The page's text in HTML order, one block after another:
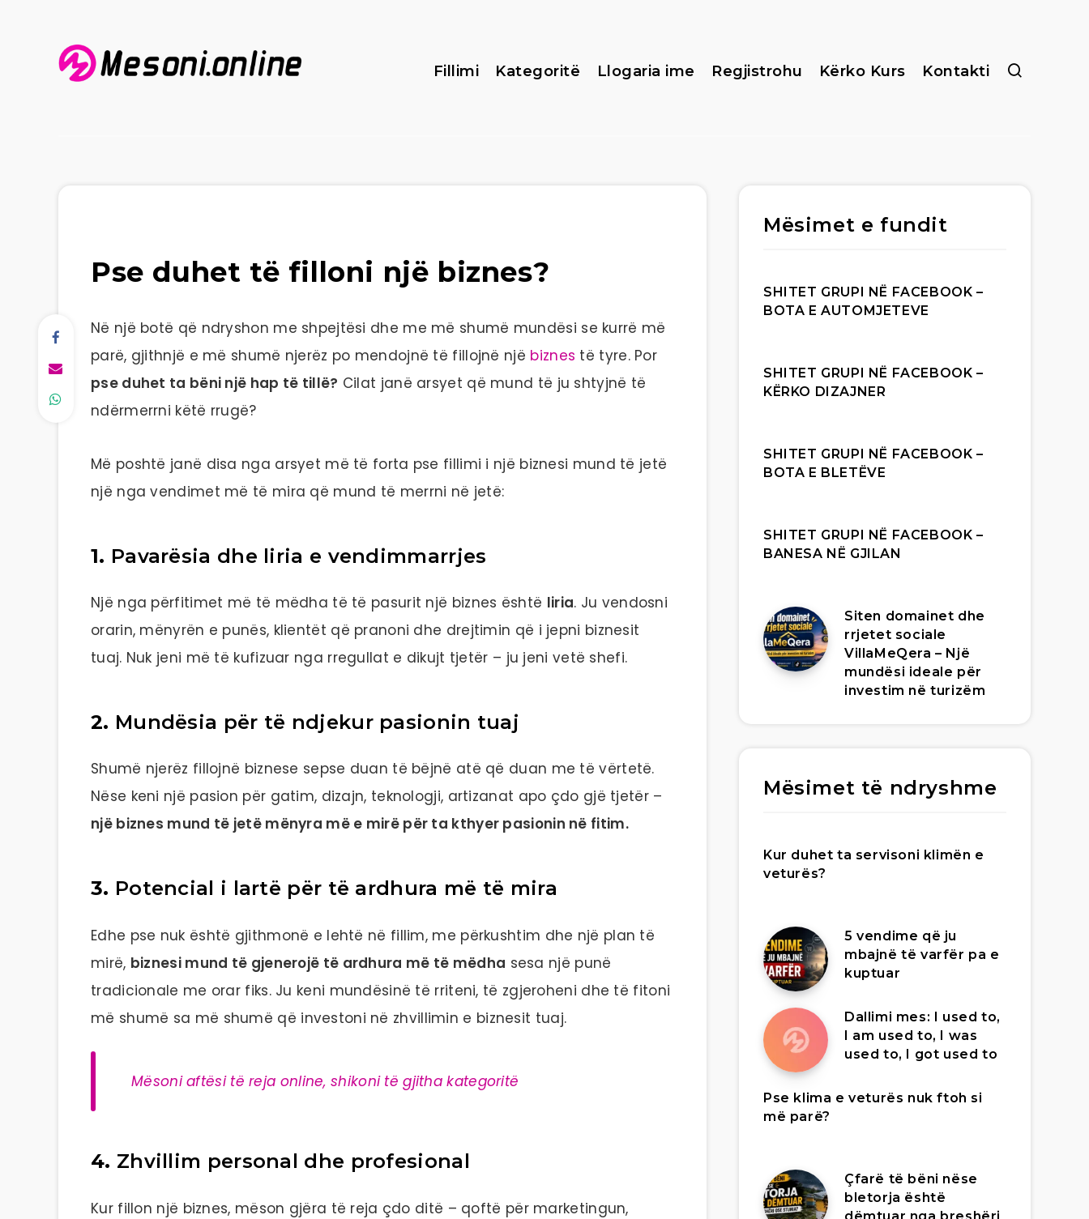
Fillimi Kategoritë Llogaria ime Regjistrohu Kërko Kurs Kontakti
Pse duhet të filloni një biznes?
Në një botë që ndryshon me shpejtësi dhe me më shumë mundësi se kurrë më
parë, gjithnjë e më shumë njerëz po mendojnë të fillojnë një biznes të tyre. Por
pse duhet ta bëni një hap të tillë? Cilat janë arsyet që mund të ju shtyjnë të
ndërmerrni këtë rrugë?
Më poshtë janë disa nga arsyet më të forta pse fillimi i një biznesi mund të jetë
një nga vendimet më të mira që mund të merrni në jetë:
1. Pavarësia dhe liria e vendimmarrjes
Një nga përfitimet më të mëdha të të pasurit një biznes është liria. Ju vendosni
orarin, mënyrën e punës, klientët që pranoni dhe drejtimin që i jepni biznesit
tuaj. Nuk jeni më të kufizuar nga rregullat e dikujt tjetër – ju jeni vetë shefi.
2. Mundësia për të ndjekur pasionin tuaj
Shumë njerëz fillojnë biznese sepse duan të bëjnë atë që duan me të vërtetë.
Nëse keni një pasion për gatim, dizajn, teknologji, artizanat apo çdo gjë tjetër –
një biznes mund të jetë mënyra më e mirë për ta kthyer pasionin në fitim.
3. Potencial i lartë për të ardhura më të mira
Edhe pse nuk është gjithmonë e lehtë në fillim, me përkushtim dhe një plan të
mirë, biznesi mund të gjenerojë të ardhura më të mëdha sesa një punë
tradicionale me orar fiks. Ju keni mundësinë të rriteni, të zgjeroheni dhe të fitoni
më shumë sa më shumë që investoni në zhvillimin e biznesit tuaj.
Mësoni aftësi të reja online, shikoni të gjitha kategoritë
4. Zhvillim personal dhe profesional
Kur fillon një biznes, mëson gjëra të reja çdo ditë – qoftë për marketingun,
Mësimet e fundit
SHITET GRUPI NË FACEBOOK –
BOTA E AUTOMJETEVE
SHITET GRUPI NË FACEBOOK –
KËRKO DIZAJNER
SHITET GRUPI NË FACEBOOK –
BOTA E BLETËVE
SHITET GRUPI NË FACEBOOK –
BANESA NË GJILAN
Siten domainet dhe
rrjetet sociale
VillaMeQera – Një
mundësi ideale për
investim në turizëm
Mësimet të ndryshme
Kur duhet ta servisoni klimën e
veturës?
5 vendime që ju
mbajnë të varfër pa e
kuptuar
Dallimi mes: I used to,
I am used to, I was
used to, I got used to
Pse klima e veturës nuk ftoh si
më parë?
Çfarë të bëni nëse
bletorja është